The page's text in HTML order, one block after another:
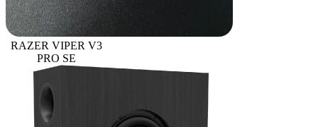
RAZER VIPER V3
PRO SE